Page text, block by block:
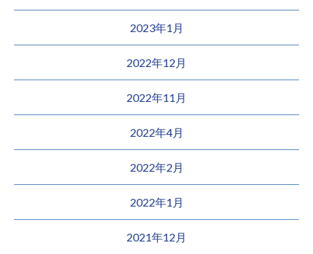
2023年1月
2022年12月
2022年11月
2022年4月
2022年2月
2022年1月
2021年12月